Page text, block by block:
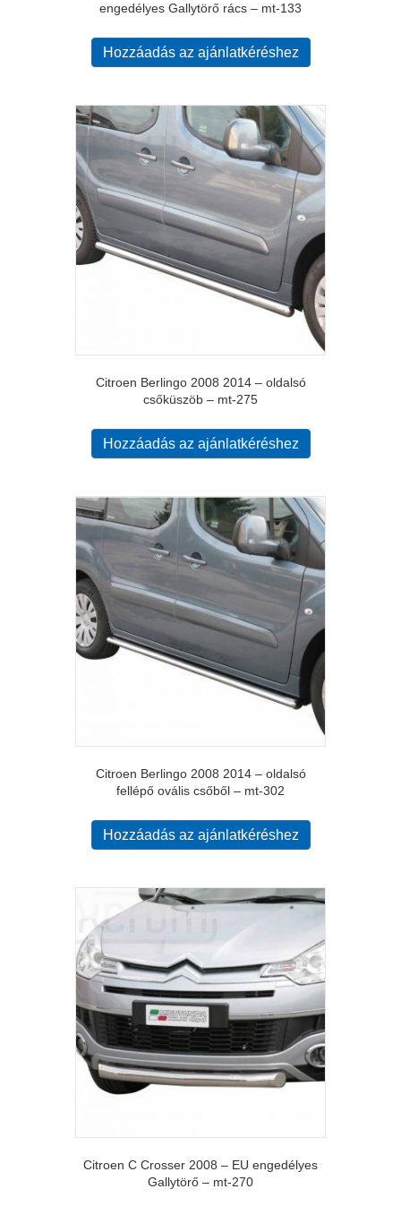
engedélyes Gallytörő rács – mt-133
Hozzáadás az ajánlatkéréshez
Citroen Berlingo 2008 2014 – oldalsó
csőküszöb – mt-275
Hozzáadás az ajánlatkéréshez
Citroen Berlingo 2008 2014 – oldalsó
fellépő ovális csőből – mt-302
Hozzáadás az ajánlatkéréshez
Citroen C Crosser 2008 – EU engedélyes
Gallytörő – mt-270